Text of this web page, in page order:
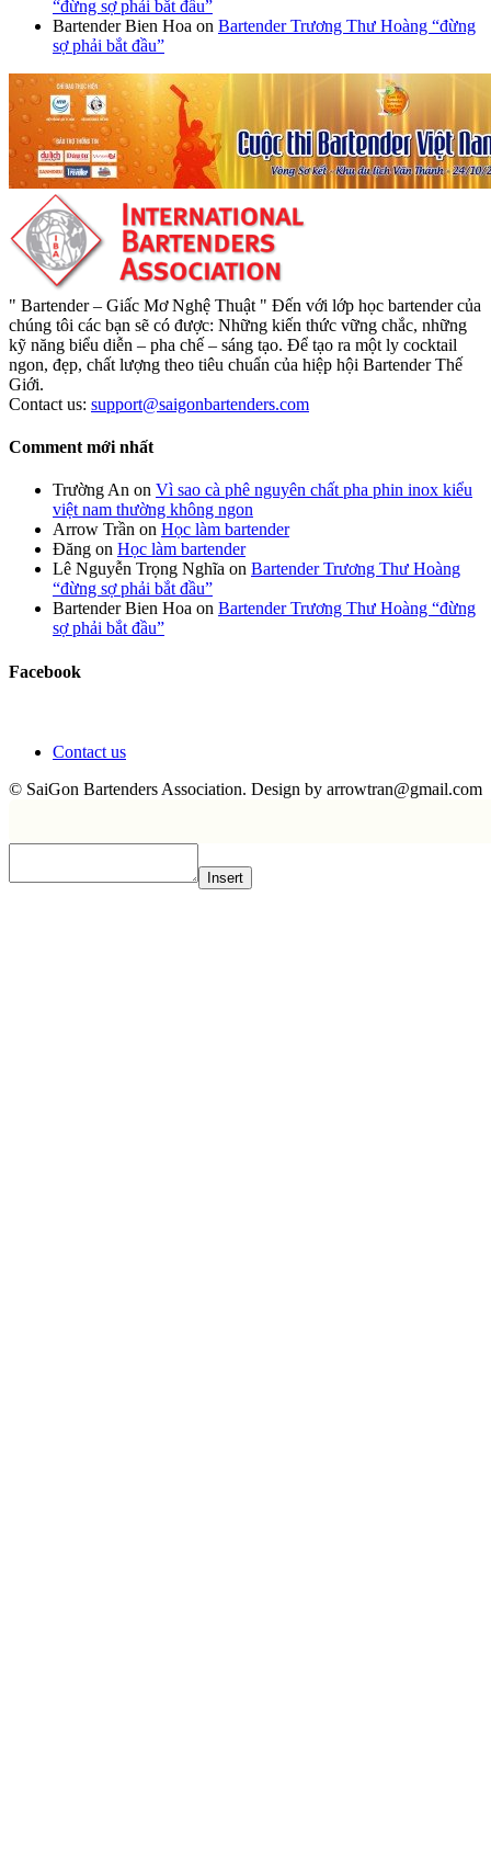
“đừng sợ phải bắt đầu”
Bartender Bien Hoa on Bartender Trương Thư Hoàng “đừng
sợ phải bắt đầu”
" Bartender – Giấc Mơ Nghệ Thuật " Đến với lớp học bartender của
chúng tôi các bạn sẽ có được: Những kiến thức vững chắc, những
kỹ năng biểu diễn – pha chế – sáng tạo. Để tạo ra một ly cocktail
ngon, đẹp, chất lượng theo tiêu chuẩn của hiệp hội Bartender Thế
Giới.
Contact us: support@saigonbartenders.com
Comment mới nhất
Trường An on Vì sao cà phê nguyên chất pha phin inox kiểu
việt nam thường không ngon
Arrow Trần on Học làm bartender
Đăng on Học làm bartender
Lê Nguyễn Trọng Nghĩa on Bartender Trương Thư Hoàng
“đừng sợ phải bắt đầu”
Bartender Bien Hoa on Bartender Trương Thư Hoàng “đừng
sợ phải bắt đầu”
Facebook
Contact us
© SaiGon Bartenders Association. Design by arrowtran@gmail.com
Insert